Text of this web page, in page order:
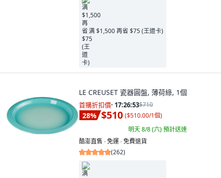
满 $1,500 再省 $75 (王道卡)
LE CREUSET 瓷器圓盤, 薄荷綠, 1個
首購折扣價· 17:26:52$710
28% $510 ($510.00/1個)
明天 8/8 (六)預計送達
酷澎直售 ∙ 免運 ∙ 免費退貨
(262)